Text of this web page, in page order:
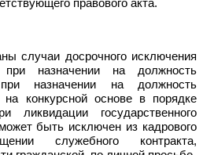
правового акта.
случаи досрочного исключения
при назначении на должность
назначении на должность
конкурсной основе в порядке
ликвидации государственного
быть исключен из кадрового
служебного контракта,